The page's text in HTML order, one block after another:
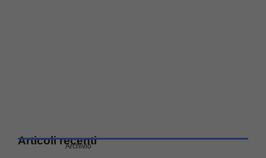
Articoli recenti
Archivio